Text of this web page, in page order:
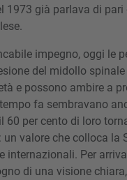
1973 già parlava di
impegno, oggi le
del midollo spinale
e possono ambire a
fa sembravano
60 per cento di loro
un valore che colloca la
internazionali. Per
di una visione